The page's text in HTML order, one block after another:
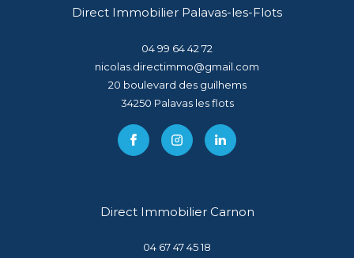
Direct Immobilier Palavas-les-Flots
04 99 64 42 72
nicolas.directimmo@gmail.com
20 boulevard des guilhems
34250
palavas les flots
Direct Immobilier Carnon
04 67 47 45 18